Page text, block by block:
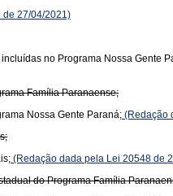
27/04/2021)
no Programa Nossa Gente
Família Paranaense;
Nossa Gente Paraná; (Redação
(Redação dada pela Lei 20548 de
do Programa Família